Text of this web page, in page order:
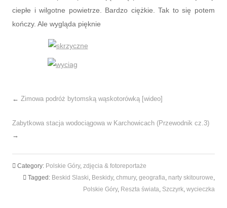
ciepłe i wilgotne powietrze. Bardzo ciężkie. Tak to się potem
kończy. Ale wygląda pięknie
← Zimowa podróż bytomską wąskotorówką [wideo]
Zabytkowa stacja wodociągowa w Karchowicach (Przewodnik cz.3)
→
Category: Polskie Góry, zdjęcia & fotoreportaże
Tagged: Beskid Slaski, Beskidy, chmury, geografia, narty skitourowe,
Polskie Góry, Reszta świata, Szczyrk, wycieczka